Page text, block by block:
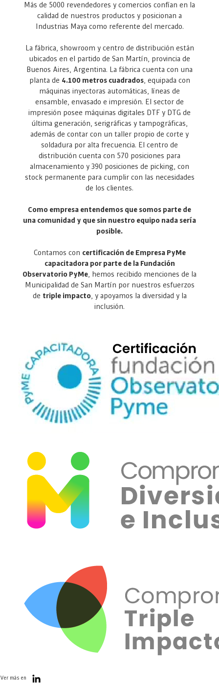
Más de 5000 revendedores y comercios confían en la
calidad de nuestros productos y posicionan a
Industrias Maya como referente del mercado.
La fábrica, showroom y centro de distribución están
ubicados en el partido de San Martín, provincia de
Buenos Aires, Argentina. La fábrica cuenta con una
planta de 4.100 metros cuadrados, equipada con
máquinas inyectoras automáticas, líneas de
ensamble, envasado e impresión. El sector de
impresión posee máquinas digitales DTF y DTG de
última generación, serigráficas y tampográficas,
además de contar con un taller propio de corte y
soldadura por alta frecuencia. El centro de
distribución cuenta con 570 posiciones para
almacenamiento y 390 posiciones de picking, con
stock permanente para cumplir con las necesidades
de los clientes.
Como empresa entendemos que somos parte de
una comunidad y que sin nuestro equipo nada sería
posible.
Contamos con certificación de Empresa PyMe
capacitadora por parte de la Fundación
Observatorio PyMe , hemos recibido menciones de la
Municipalidad de San Martín por nuestros esfuerzos
de triple impacto, y apoyamos la diversidad y la
inclusión.
Ver más en